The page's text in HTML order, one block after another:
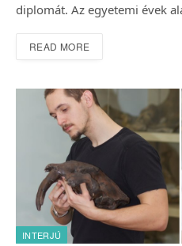
diplomát. Az egyetemi évek
READ MORE
INTERJÚ